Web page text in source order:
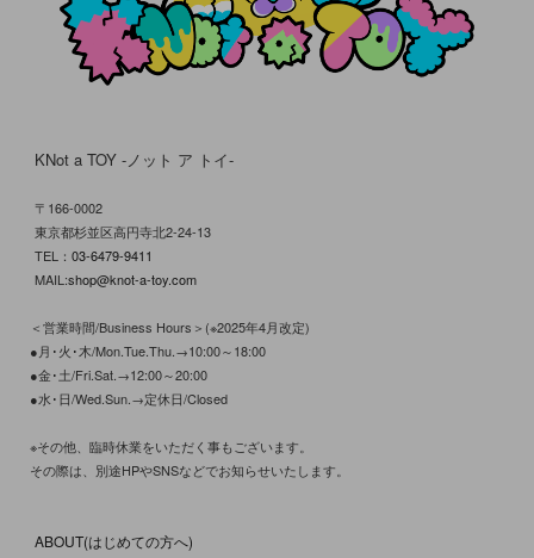
KNot a TOY -ノット ア トイ-
〒166-0002
東京都杉並区高円寺北2-24-13
TEL： 03-6479-9411
MAIL:shop@knot-a-toy.com
＜営業時間/Business Hours＞(※2025年4月改定)
●月･火･木/Mon.Tue.Thu.→10:00～18:00
●金･土/Fri.Sat.→12:00～20:00
●水･日/Wed.Sun.→定休日/Closed
※その他、臨時休業をいただく事もございます。
その際は、別途HPやSNSなどでお知らせいたします。
ABOUT(はじめての方へ)